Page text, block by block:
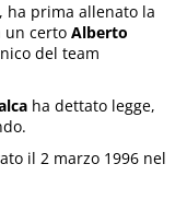
, ha prima allenato la
un certoAlberto
del team
ha dettato legge,
il 2 marzo 1996 nel